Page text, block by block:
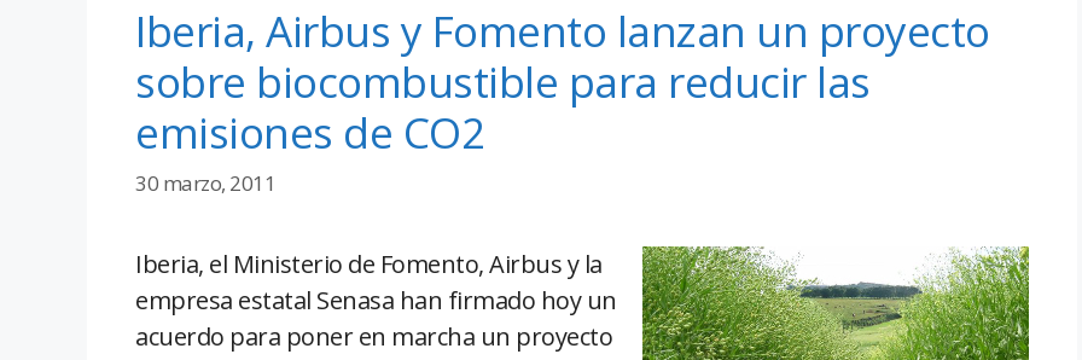
Iberia, Airbus y Fomento lanzan un proyecto
sobre biocombustible para reducir las
emisiones de CO2
30 marzo, 2011
Iberia, el Ministerio de Fomento, Airbus y la
empresa estatal Senasa han firmado hoy un
acuerdo para poner en marcha un proyecto